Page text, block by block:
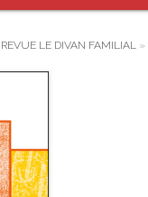
REVUE LE DIVAN FAMILIAL »